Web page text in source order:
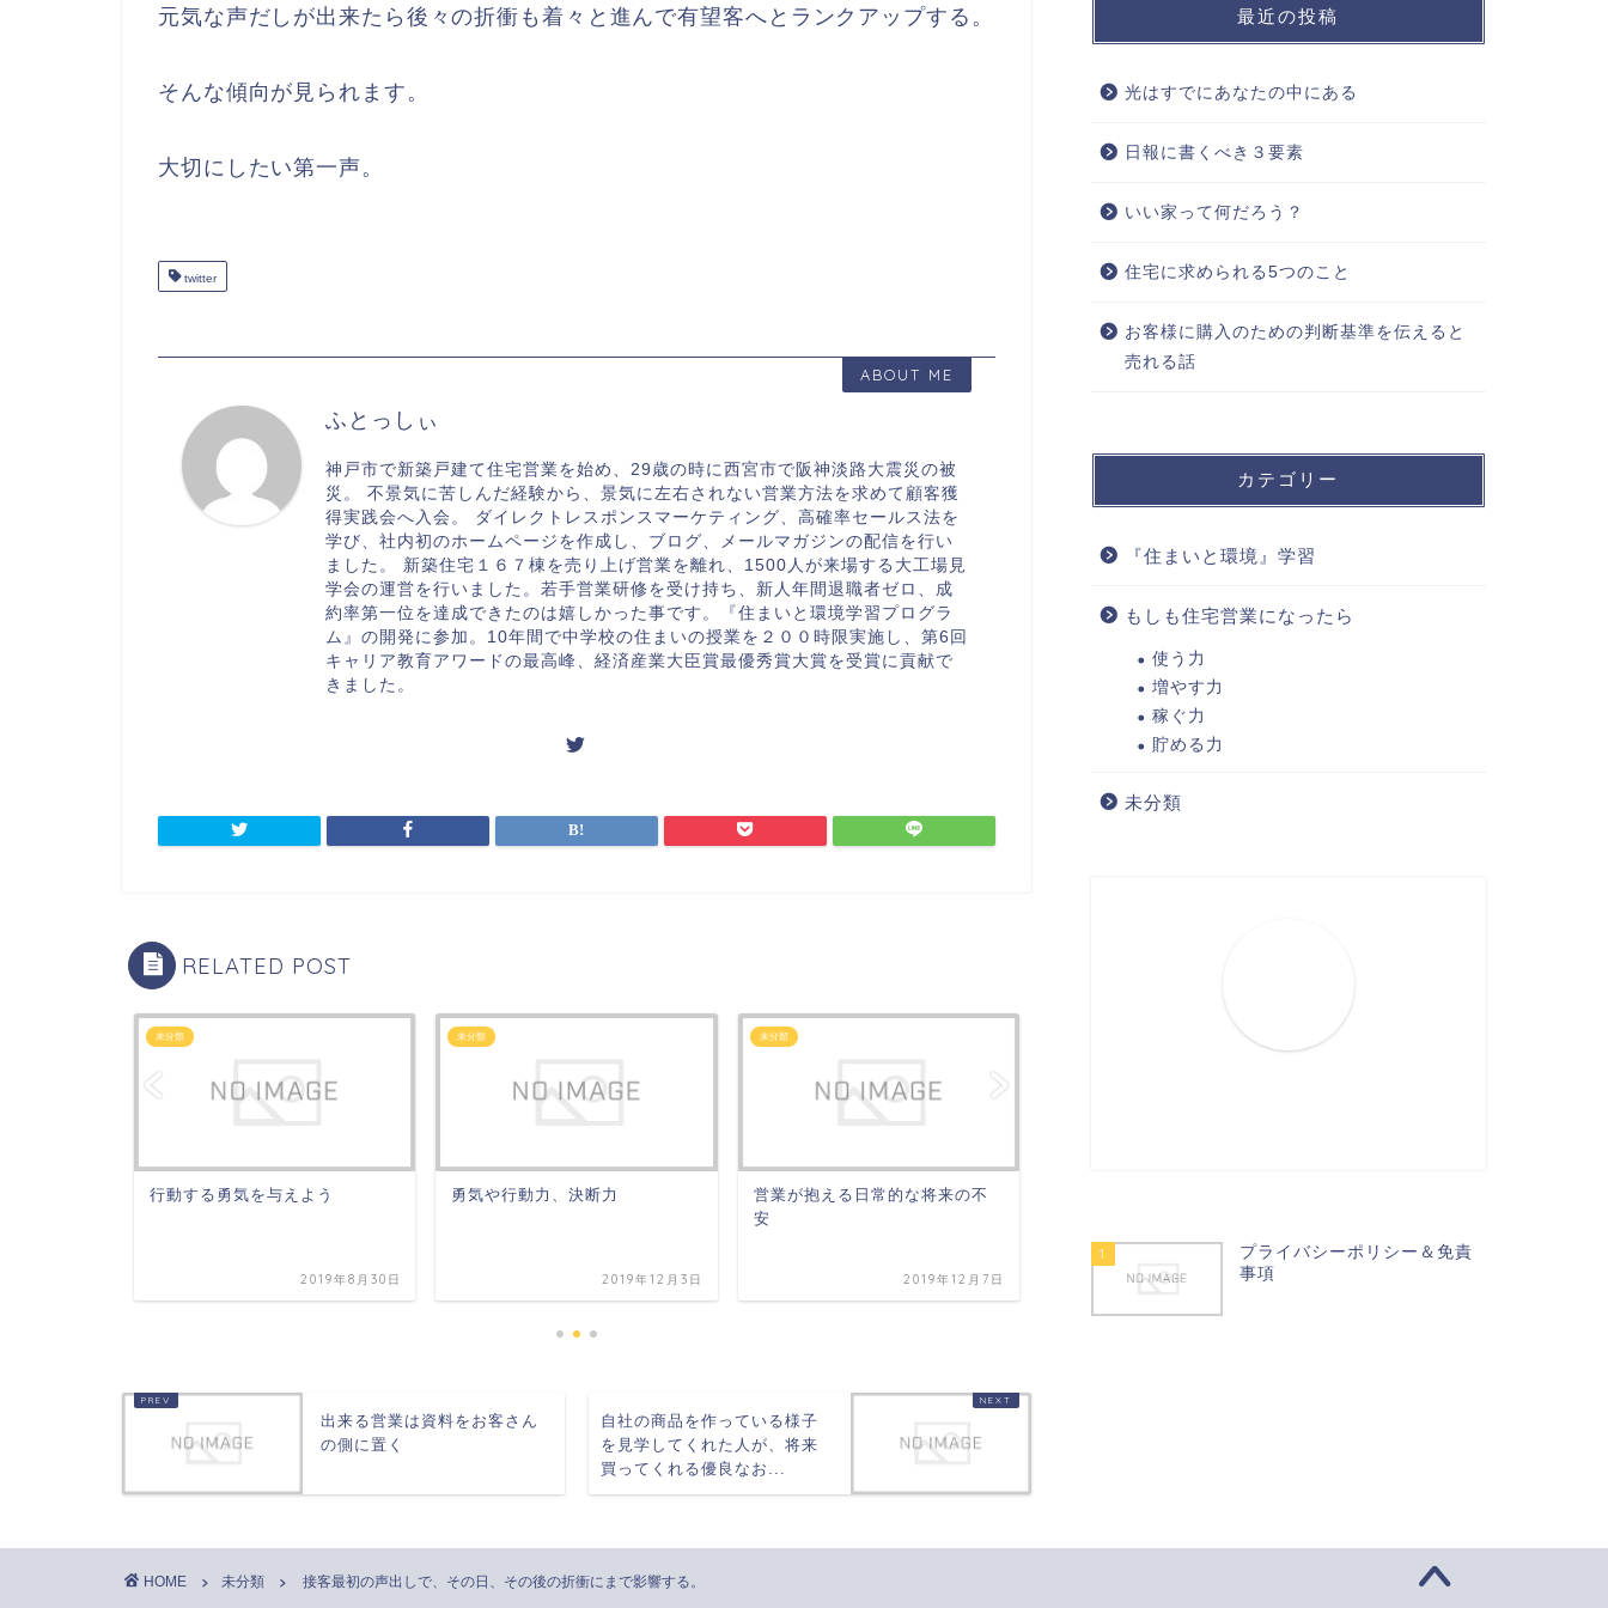
元気な声だしが出来たら後々の折衝も着々と進んで有望客へとランクアップする。
そんな傾向が見られます。
大切にしたい第一声。
twitter
ABOUT ME
ふとっしぃ
神戸市で新築戸建て住宅営業を始め、29歳の時に西宮市で阪神淡路大震災の被
災。 不景気に苦しんだ経験から、景気に左右されない営業方法を求めて顧客獲
得実践会へ入会。 ダイレクトレスポンスマーケティング、高確率セールス法を
学び、社内初のホームページを作成し、ブログ、メールマガジンの配信を行い
ました。 新築住宅１６７棟を売り上げ営業を離れ、1500人が来場する大工場見
学会の運営を行いました。若手営業研修を受け持ち、新人年間退職者ゼロ、成
約率第一位を達成できたのは嬉しかった事です。『住まいと環境学習プログラ
ム』の開発に参加。10年間で中学校の住まいの授業を２００時限実施し、第6回
キャリア教育アワードの最高峰、経済産業大臣賞最優秀賞大賞を受賞に貢献で
きました。
RELATED POST
未分類
行動する勇気を与えよう
2019年8月30日
未分類
勇気や行動力、決断力
2019年12月3日
未分類
営業が抱える日常的な将来の不
安
2019年12月7日 2019年8月30日
出来る営業は資料をお客さん
の側に置く
自社の商品を作っている様子
を見学してくれた人が、将来
買ってくれる優良なお...
最近の投稿
光はすでにあなたの中にある
日報に書くべき３要素
いい家って何だろう？
住宅に求められる5つのこと
お客様に購入のための判断基準を伝えると
売れる話
カテゴリー
『住まいと環境』学習
もしも住宅営業になったら
使う力
増やす力
稼ぐ力
貯める力
未分類
1
プライバシーポリシー＆免責
事項
HOME 未分類 接客最初の声出しで、その日、その後の折衝にまで影響する。